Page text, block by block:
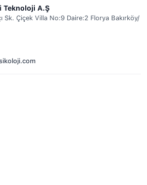
Teknoloji A.Ş
Sk. Çiçek Villa No:9 Daire:2 Florya Bakırköy/